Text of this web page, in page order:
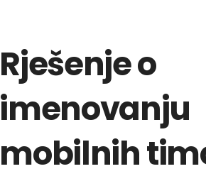
Rješenje o
imenovanju
mobilnih